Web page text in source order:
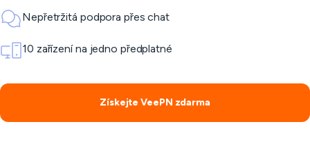
Nepřetržitá podpora přes chat
10 zařízení na jedno předplatné
Získejte VeePN zdarma